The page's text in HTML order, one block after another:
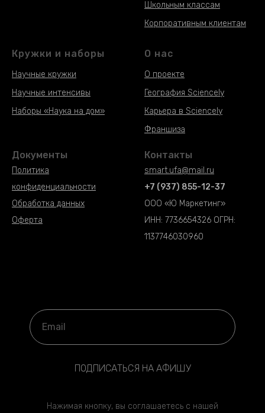
Школьным классам
Корпоративным клиентам
Кружки и наборы
Научные кружки
Научные интенсивы
Наборы «Наука на дом»
Документы
Политика
конфиденциальности
Обработка данных
Оферта
О нас
О проекте
География Sciencely
Карьера в Sciencely
Франшиза
Контакты
smart.ufa@mail.ru
+7 (937) 855-12-37
ООО «Ю Маркетинг»
ИНН: 7736654326 ОГРН:
1137746030960
ПОДПИСАТЬСЯ НА АФИШУ
Нажимая кнопку, вы соглашаетесь с нашей